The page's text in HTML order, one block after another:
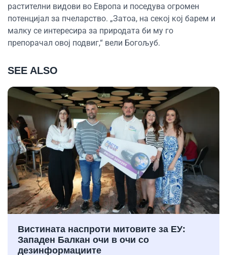
растителни видови во Европа и поседува огромен
потенцијал за пчеларство. „Затоа, на секој кој барем и
малку се интересира за природата би му го
препорачал овој подвиг,“ вели Богољуб.
SEE ALSO
Вистината наспроти митовите за ЕУ:
Западен Балкан очи в очи со
дезинформациите